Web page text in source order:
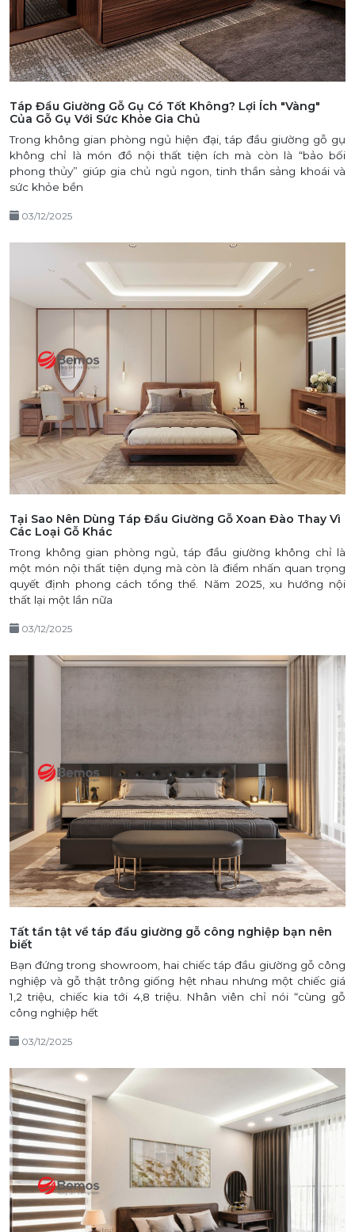
Táp Đầu Giường Gỗ Gụ Có Tốt Không? Lợi Ích "Vàng"
Của Gỗ Gụ Với Sức Khỏe Gia Chủ
Trong không gian phòng ngủ hiện đại, táp đầu giường gỗ gụ
không chỉ là món đồ nội thất tiện ích mà còn là “bảo bối
phong thủy” giúp gia chủ ngủ ngon, tinh thần sảng khoái và
sức khỏe bền
03/12/2025
Tại Sao Nên Dùng Táp Đầu Giường Gỗ Xoan Đào Thay Vì
Các Loại Gỗ Khác
Trong không gian phòng ngủ, táp đầu giường không chỉ là
một món nội thất tiện dụng mà còn là điểm nhấn quan trọng
quyết định phong cách tổng thể. Năm 2025, xu hướng nội
thất lại một lần nữa
03/12/2025
Tất tần tật về táp đầu giường gỗ công nghiệp bạn nên
biết
Bạn đứng trong showroom, hai chiếc táp đầu giường gỗ công
nghiệp và gỗ thật trông giống hệt nhau nhưng một chiếc giá
1,2 triệu, chiếc kia tới 4,8 triệu. Nhân viên chỉ nói “cùng gỗ
công nghiệp hết
03/12/2025